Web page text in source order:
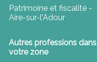
Patrimoine et fiscalité -
Aire-sur-l'Adour
Autres professions dans
votre zone